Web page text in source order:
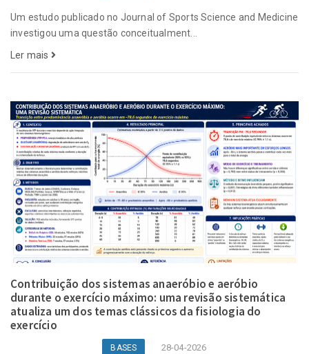
Um estudo publicado no Journal of Sports Science and Medicine
investigou uma questão conceitualment...
Ler mais
Contribuição dos sistemas anaeróbio e aeróbio
durante o exercício máximo: uma revisão sistemática
atualiza um dos temas clássicos da fisiologia do
exercício
BASES 28-04-2026